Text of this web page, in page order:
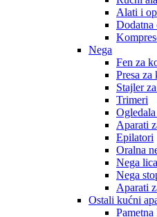
Alati i
Dodatna
Nega
Fen za
Presa za
Stajler
Trimeri
Aparati
Epilatori
Oralna
Nega lica
Nega
Aparati
Ostali kućni
Pametna